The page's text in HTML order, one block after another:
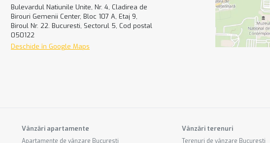
Bulevardul Natiunile Unite, Nr. 4, Cladirea de
Birouri Gemenii Center, Bloc 107 A, Etaj 9,
Biroul Nr. 22. Bucuresti, Sectorul 5, Cod postal
050122
Deschide în Google Maps
Vânzări apartamente
Apartamente de vânzare Bucuresti
Vânzări terenuri
Terenuri de vânzare Bucuresti